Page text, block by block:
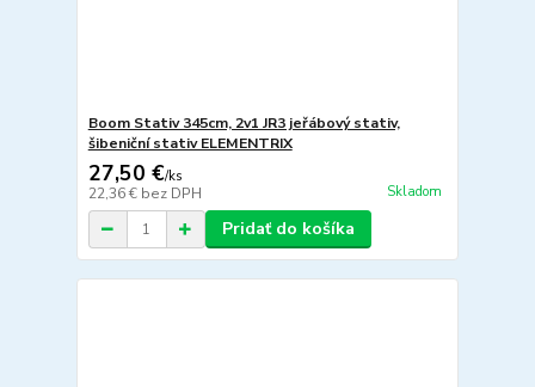
Boom Stativ 345cm, 2v1 JR3 jeřábový stativ,
šibeniční stativ ELEMENTRIX
27,50 €/ks
22,36 € bez DPH Skladom
Pridať do košíka